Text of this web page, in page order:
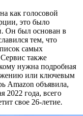
как голосовой
это было
Он был основан в
тем, что
самых
также
нужна подробная
или ключевым
Amazon объявила,
2022 года, всего
свое 26-летие.